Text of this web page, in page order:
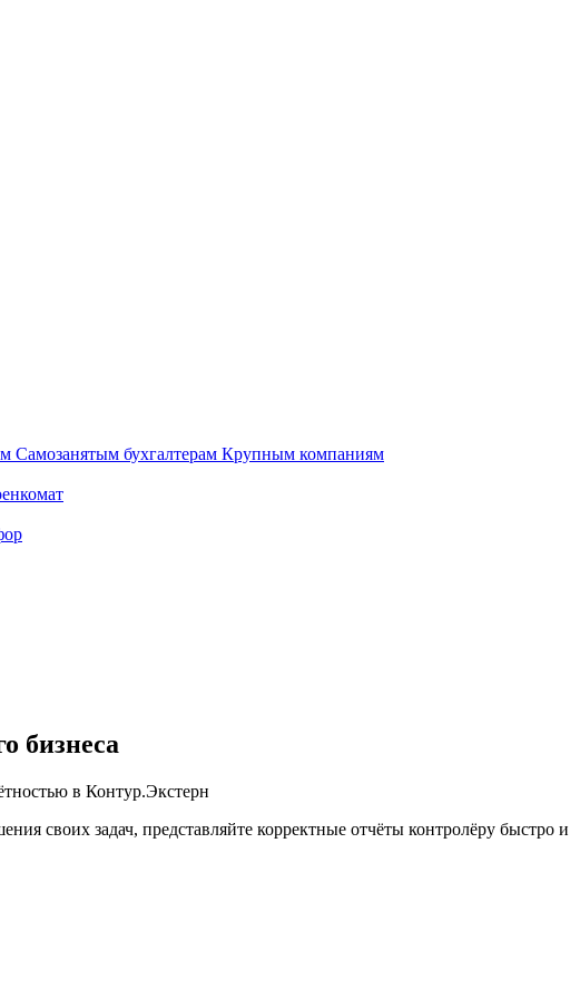
Самозанятым бухгалтерам Крупным компаниям
бизнеса
своих задач, представляйте корректные отчёты контролёру быстро и